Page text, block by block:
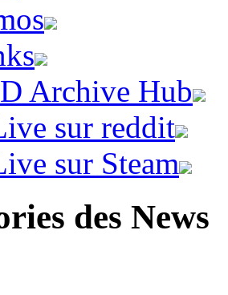
Archive Hub
sur reddit
sur Steam
des News